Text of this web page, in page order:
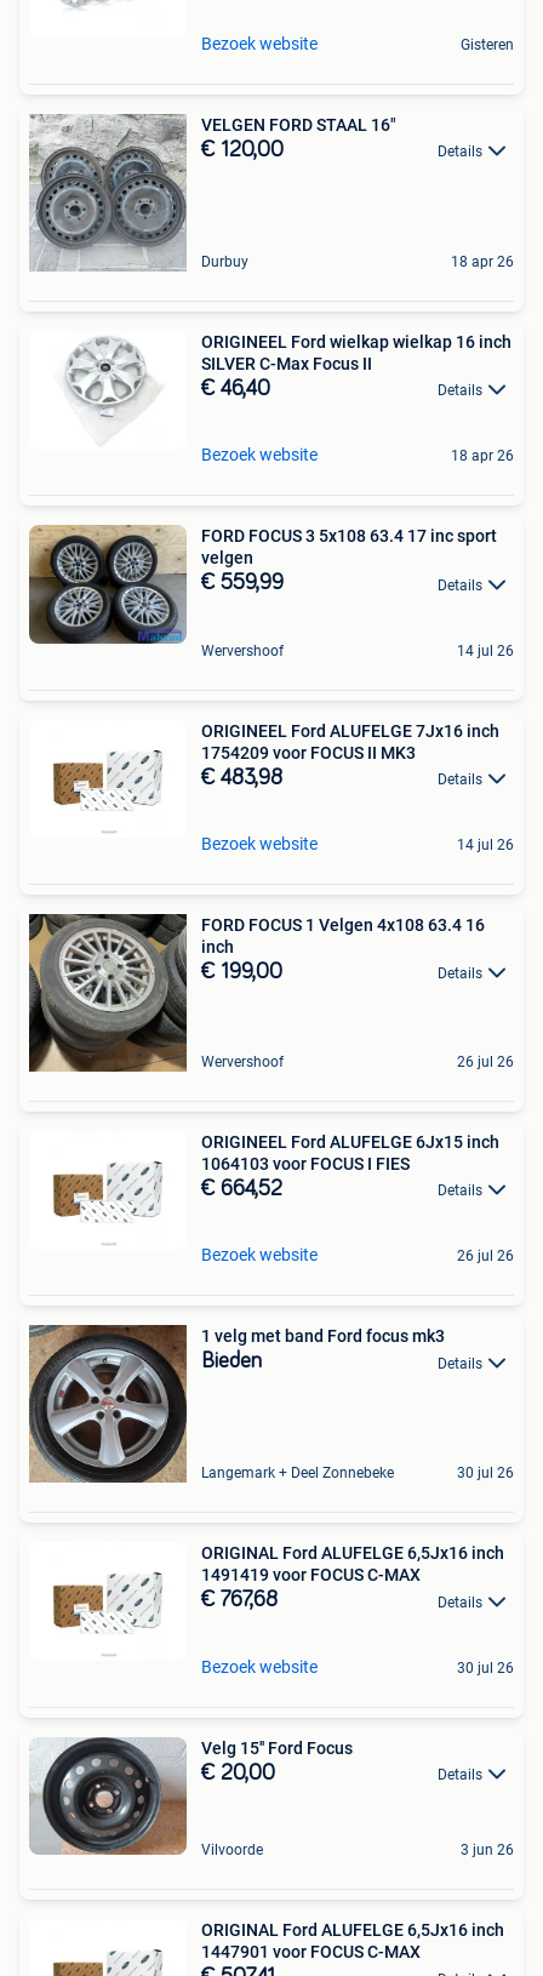
Bezoek website Gisteren
VELGEN FORD STAAL 16"
€ 120,00 Details
Durbuy 18 apr 26
ORIGINEEL Ford wielkap wielkap 16 inch
SILVER C-Max Focus II
€ 46,40 Details
Bezoek website 18 apr 26
FORD FOCUS 3 5x108 63.4 17 inc sport
velgen
€ 559,99 Details
Wervershoof 14 jul 26
ORIGINEEL Ford ALUFELGE 7Jx16 inch
1754209 voor FOCUS II MK3
€ 483,98 Details
Bezoek website 14 jul 26
FORD FOCUS 1 Velgen 4x108 63.4 16
inch
€ 199,00 Details
Wervershoof 26 jul 26
ORIGINEEL Ford ALUFELGE 6Jx15 inch
1064103 voor FOCUS I FIES
€ 664,52 Details
Bezoek website 26 jul 26
1 velg met band Ford focus mk3
Bieden Details
Langemark + Deel Zonnebeke 30 jul 26
ORIGINAL Ford ALUFELGE 6,5Jx16 inch
1491419 voor FOCUS C-MAX
€ 767,68 Details
Bezoek website 30 jul 26
Velg 15'' Ford Focus
€ 20,00 Details
Vilvoorde 3 jun 26
ORIGINAL Ford ALUFELGE 6,5Jx16 inch
1447901 voor FOCUS C-MAX